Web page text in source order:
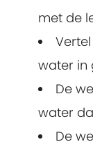
met de
water in
De
water
De